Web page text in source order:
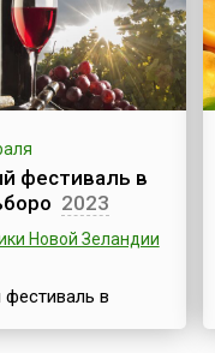
которых
Снежный
в Саппоро или
снежных фигур
(яп. さっぽろ雪
относится к числу
к
ежегодного
фестиваля стала
местных
классов, которые
г...
фестиваль в
2023
Новой Зеландии
в